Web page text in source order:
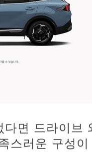
면 드라이브
스러운 구성